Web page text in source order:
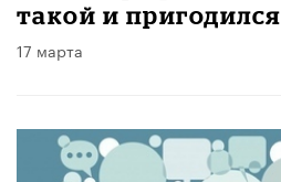
такой и пригодился
17 марта